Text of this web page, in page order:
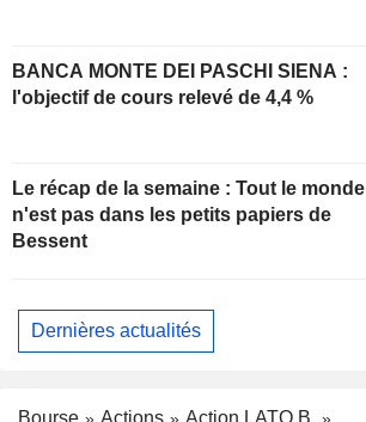
BANCA MONTE DEI PASCHI SIENA :
l'objectif de cours relevé de 4,4 %
Le récap de la semaine : Tout le monde
n'est pas dans les petits papiers de
Bessent
Dernières actualités
Bourse Actions
Action LATO B